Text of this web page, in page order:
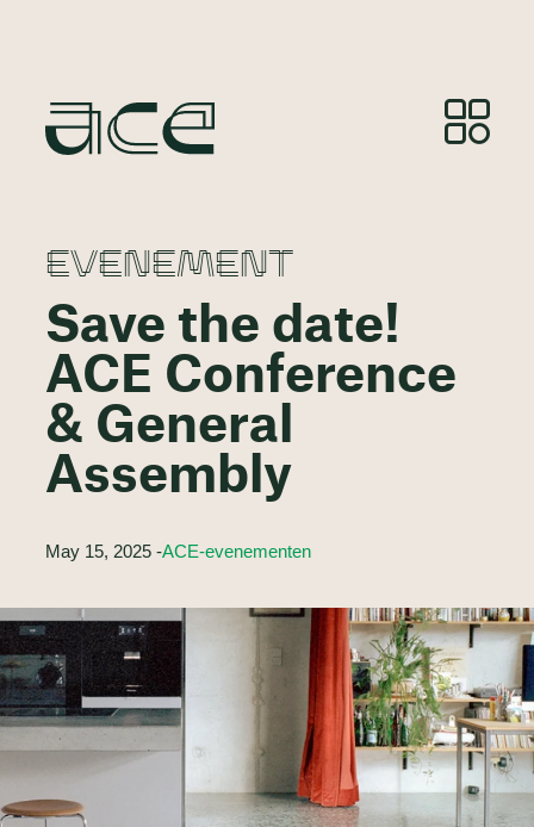
EVENEMENT
Save the date!
ACE Conference
& General
Assembly
May 15, 2025 -ACE-evenementen